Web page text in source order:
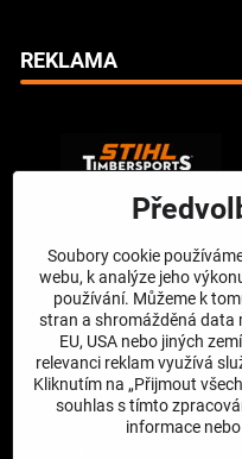
REKLAMA
Soubory cookie
webu, k analýze jeho
používání. Můžeme k
stran a shromážděná data
EU, USA nebo jiných
relevanci reklam využívá
Kliknutím na „Přijmout
souhlas s tímto
informace